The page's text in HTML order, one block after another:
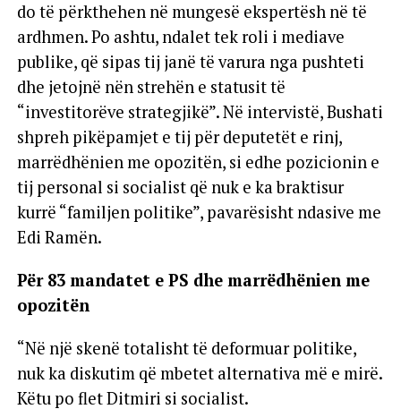
do të përkthehen në mungesë ekspertësh në të
ardhmen. Po ashtu, ndalet tek roli i mediave
publike, që sipas tij janë të varura nga pushteti
dhe jetojnë nën strehën e statusit të
“investitorëve strategjikë”. Në intervistë, Bushati
shpreh pikëpamjet e tij për deputetët e rinj,
marrëdhënien me opozitën, si edhe pozicionin e
tij personal si socialist që nuk e ka braktisur
kurrë “familjen politike”, pavarësisht ndasive me
Edi Ramën.
Për 83 mandatet e PS dhe marrëdhënien me
opozitën
“Në një skenë totalisht të deformuar politike,
nuk ka diskutim që mbetet alternativa më e mirë.
Këtu po flet Ditmiri si socialist.